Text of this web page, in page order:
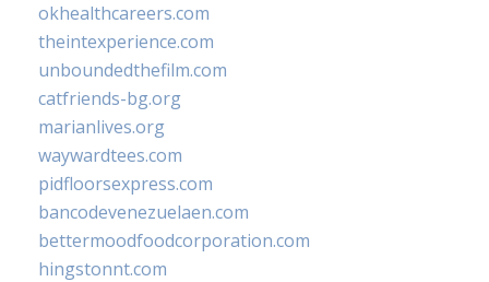
okhealthcareers.com
theintexperience.com
unboundedthefilm.com
catfriends-bg.org
marianlives.org
waywardtees.com
pidfloorsexpress.com
bancodevenezuelaen.com
bettermoodfoodcorporation.com
hingstonnt.com